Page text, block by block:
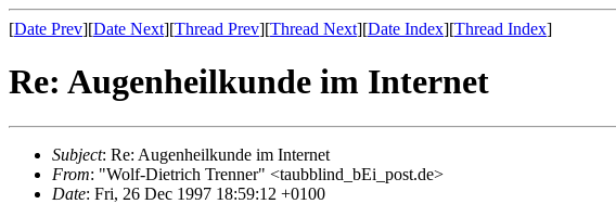
[Date Prev][Date Next][Thread Prev][Thread Next][Date Index][Thread Index]
Re: Augenheilkunde im Internet
Subject: Re: Augenheilkunde im Internet
From: "Wolf-Dietrich Trenner" <taubblind_bEi_post.de>
Date: Fri, 26 Dec 1997 18:59:12 +0100